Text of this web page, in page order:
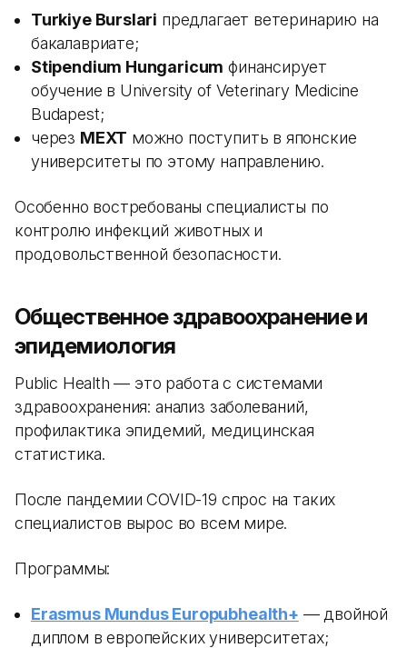
Turkiye Burslari предлагает ветеринарию на
бакалавриате;
Stipendium Hungaricum финансирует
обучение в University of Veterinary Medicine
Budapest;
через MEXT можно поступить в японские
университеты по этому направлению.
Особенно востребованы специалисты по
контролю инфекций животных и
продовольственной безопасности.
Общественное здравоохранение и
эпидемиология
Public Health — это работа с системами
здравоохранения: анализ заболеваний,
профилактика эпидемий, медицинская
статистика.
После пандемии COVID-19 спрос на таких
специалистов вырос во всем мире.
Программы:
Erasmus Mundus Europubhealth+ — двойной
диплом в европейских университетах;